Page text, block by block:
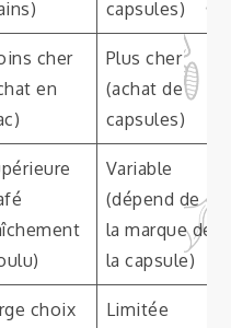
capsules)
cher
en
Plus cher
(achat de
capsules)
Variable
(dépend de
la marque de
la capsule)
choix
Limitée